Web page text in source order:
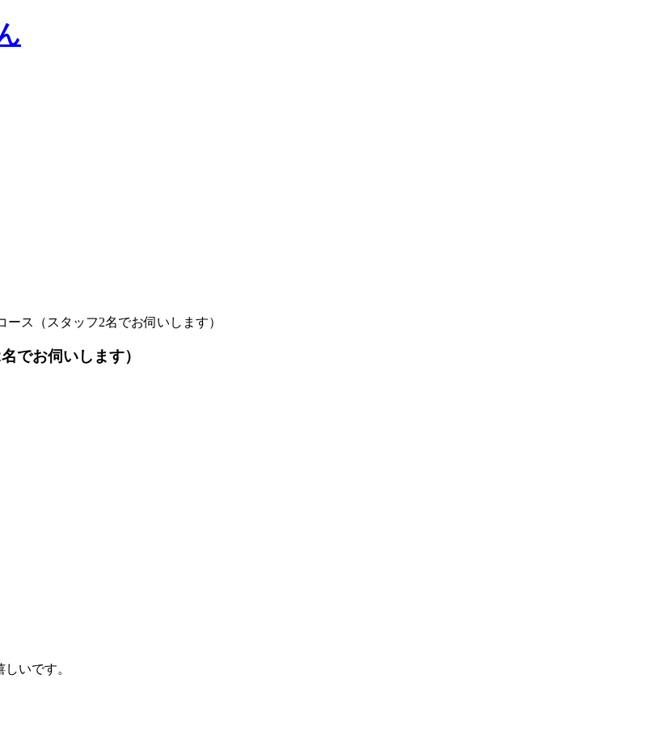
ス（スタッフ2名でお伺いします）
でお伺いします）
いです。